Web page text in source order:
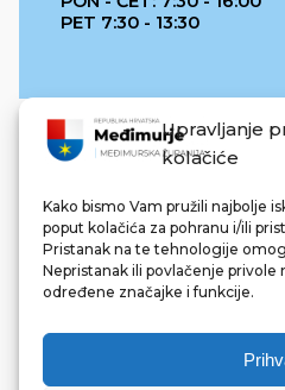
Upravljanje
kolačiće
Kako bismo Vam pružili najbolje
poput kolačića za pohranu i/ili
Pristanak na te tehnologije
Nepristanak ili povlačenje
određene značajke i funkcije.
PET 7:30 - 13:30
REPUBLIKA